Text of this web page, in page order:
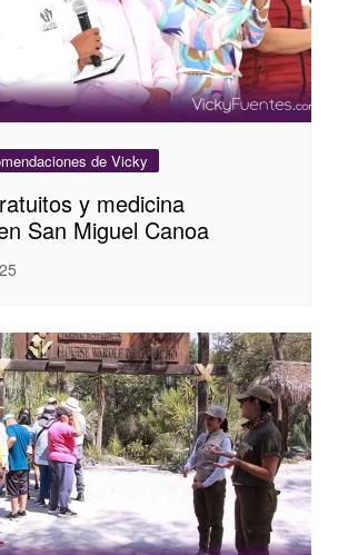
de Vicky
y medicina
San Miguel Canoa